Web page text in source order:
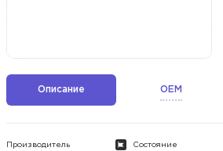
Описание OEM
Производитель Состояние